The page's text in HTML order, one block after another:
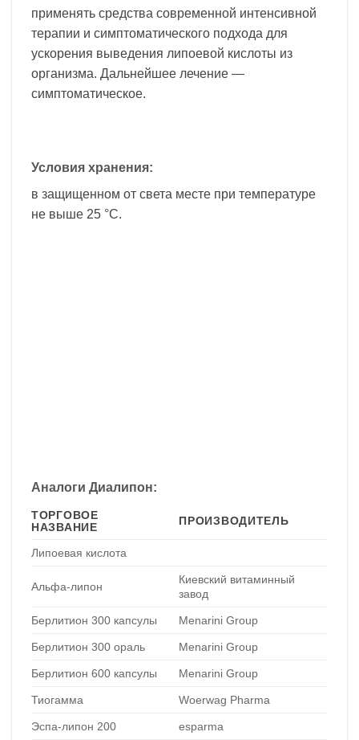
применять средства современной интенсивной
терапии и симптоматического подхода для
ускорения выведения липоевой кислоты из
организма. Дальнейшее лечение —
симптоматическое.
Условия хранения:
в защищенном от света месте при температуре
не выше 25 °С.
Аналоги Диалипон:
ТОРГОВОЕ
НАЗВАНИЕ
ПРОИЗВОДИТЕЛЬ
Липоевая кислота
Альфа-липон
Киевский витаминный
завод
Берлитион 300 капсулы Menarini Group
Берлитион 300 ораль Menarini Group
Берлитион 600 капсулы Menarini Group
Тиогамма Woerwag Pharma
Эспа-липон 200 esparma